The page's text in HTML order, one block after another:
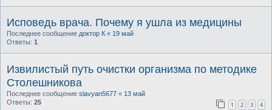
Исповедь врача. Почему я ушла из медицины
Последнее сообщение доктор К « 19 май
Ответы: 1
Извилистый путь очистки организма по методике
Столешникова
Последнее сообщение slavyan5677 « 13 май
Ответы: 25 1 2 3 4